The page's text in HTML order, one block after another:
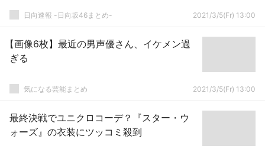
日向速報 -日向坂46まとめ- 2021/3/5(Fr) 13:00
【画像6枚】最近の男声優さん、イケメン過
ぎる
気になる芸能まとめ 2021/3/5(Fr) 13:00
最終決戦でユニクロコーデ？『スター・ウ
ォーズ』の衣装にツッコミ殺到